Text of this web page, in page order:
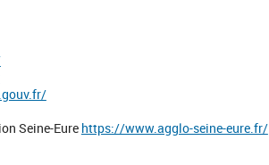
Seine-Eure https://www.agglo-seine-eure.fr/